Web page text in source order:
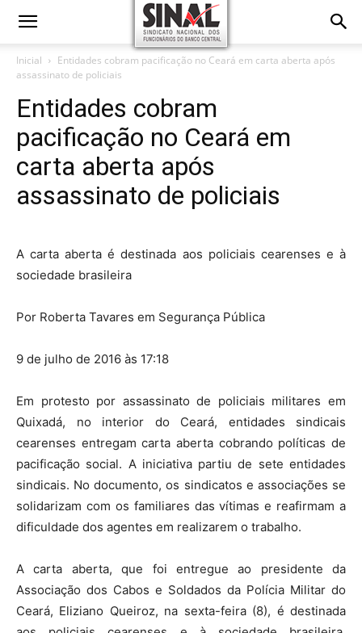
Inicial
Entidades cobram pacificação no Ceará em carta aberta após
assassinato de policiais
Entidades cobram
pacificação no Ceará em
carta aberta após
assassinato de policiais
A carta aberta é destinada aos policiais cearenses e à
sociedade brasileira
Por Roberta Tavares em Segurança Pública
9 de julho de 2016 às 17:18
Em protesto por assassinato de policiais militares em
Quixadá, no interior do Ceará, entidades sindicais
cearenses entregam carta aberta cobrando políticas de
pacificação social. A iniciativa partiu de sete entidades
sindicais. No documento, os sindicatos e associações se
solidarizam com os familiares das vítimas e reafirmam a
dificuldade dos agentes em realizarem o trabalho.
A carta aberta, que foi entregue ao presidente da
Associação dos Cabos e Soldados da Polícia Militar do
Ceará, Eliziano Queiroz, na sexta-feira (8), é destinada